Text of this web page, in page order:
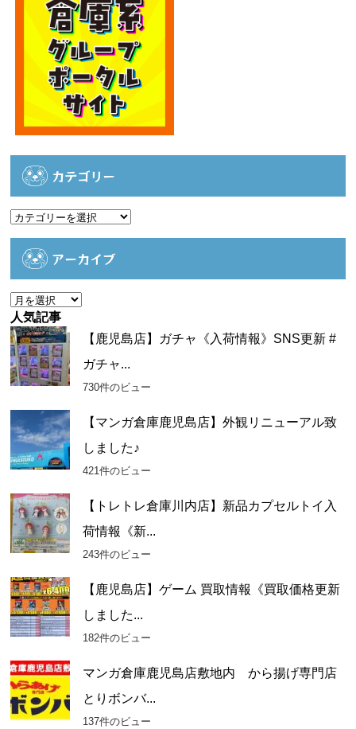
カテゴリー
カ
アーカイブ
ア
ー
カ
イ
ブ
人気記事
【鹿児島店】ガチャ《入荷情報》SNS更新 #
ガチャ...
730件のビュー
【マンガ倉庫鹿児島店】外観リニューアル致
しました♪
421件のビュー
【トレトレ倉庫川内店】新品カプセルトイ入
荷情報《新...
243件のビュー
【鹿児島店】ゲーム 買取情報《買取価格更新
しました...
182件のビュー
マンガ倉庫鹿児島店敷地内 から揚げ専門店
とりボンバ...
137件のビュー